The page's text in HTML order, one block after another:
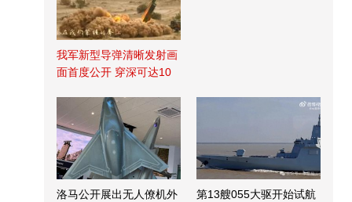
我军新型导弹清晰发射画
面首度公开 穿深可达10
洛马公开展出无人僚机外
第13艘055大驱开始试航